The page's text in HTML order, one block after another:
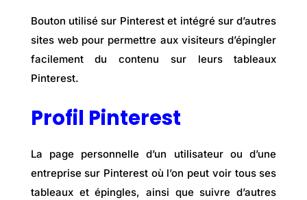
Bouton utilisé sur Pinterest et intégré sur d’autres
sites web pour permettre aux visiteurs d’épingler
facilement du contenu sur leurs tableaux
Pinterest.
Profil Pinterest
La page personnelle d’un utilisateur ou d’une
entreprise sur Pinterest où l’on peut voir tous ses
tableaux et épingles, ainsi que suivre d’autres